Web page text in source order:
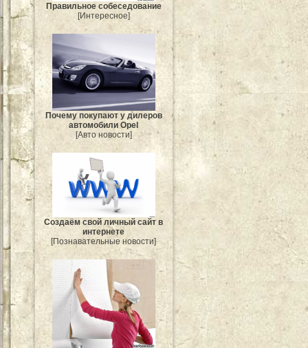
Правильное собеседование
[Интересное]
Почему покупают у дилеров
автомобили Opel
[Авто новости]
Создаём свой личный сайт в
интернете
[Познавательные новости]